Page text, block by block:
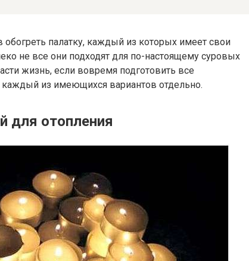
палатку, каждый из которых имеет свои
не все они подходят для по-настоящему суровых
жизнь, если вовремя подготовить все
из имеющихся вариантов отдельно.
для отопления